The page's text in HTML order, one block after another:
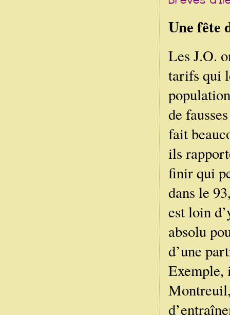
Une fête
Les J.O.
tarifs qui
de
fait
ils
finir qui
dans le
est loin
absolu
d’une
Exemple,